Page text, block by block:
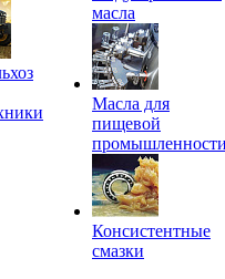
масла
Масла для
пищевой
Консистентные
смазки